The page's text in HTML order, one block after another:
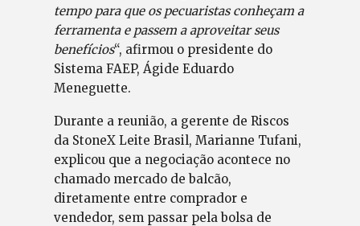
tempo para que os pecuaristas conheçam a
ferramenta e passem a aproveitar seus
benefícios“, afirmou o presidente do
Sistema FAEP, Ágide Eduardo
Meneguette.
Durante a reunião, a gerente de Riscos
da StoneX Leite Brasil, Marianne Tufani,
explicou que a negociação acontece no
chamado mercado de balcão,
diretamente entre comprador e
vendedor, sem passar pela bolsa de